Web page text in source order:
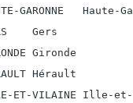
GARONNE   Haute-
Gers
Gironde
Hérault
ET-VILAINE Ille-